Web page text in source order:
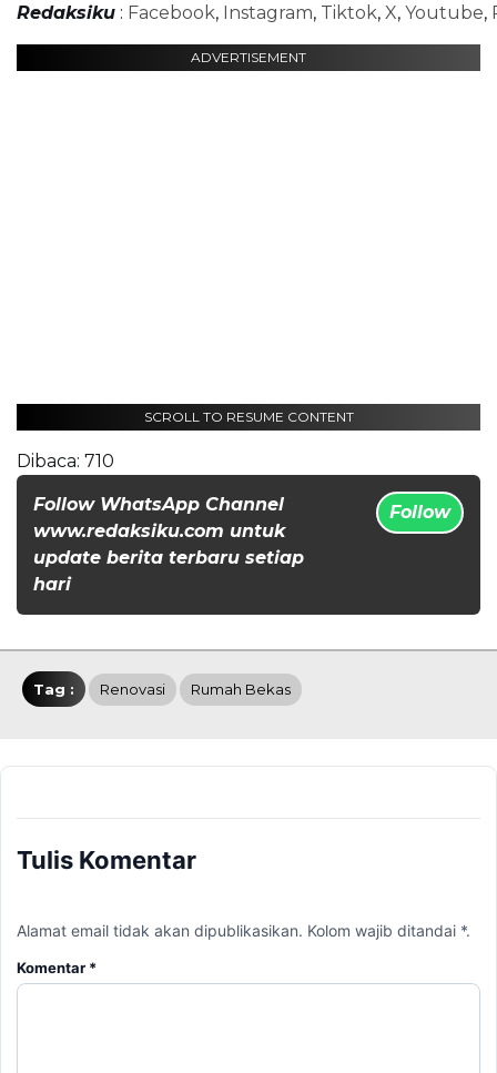
Redaksiku : Facebook, Instagram, Tiktok, X, Youtube,
ADVERTISEMENT
SCROLL TO RESUME CONTENT
Dibaca: 710
Follow WhatsApp Channel
www.redaksiku.com untuk
update berita terbaru setiap
hari
Follow
Tag : Renovasi Rumah Bekas
Tulis Komentar